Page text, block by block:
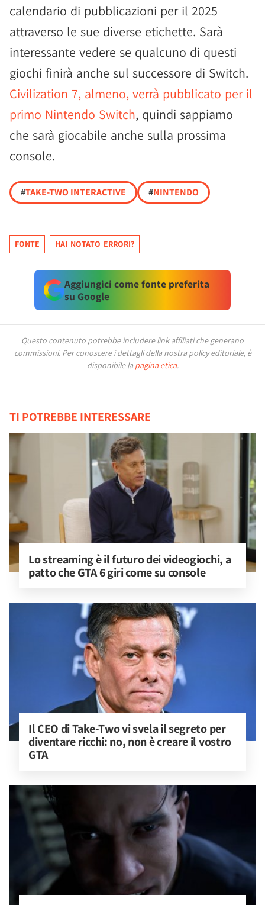
calendario di pubblicazioni per il 2025
attraverso le sue diverse etichette. Sarà
interessante vedere se qualcuno di questi
giochi finirà anche sul successore di Switch.
Civilization 7, almeno, verrà pubblicato per il
primo Nintendo Switch, quindi sappiamo
che sarà giocabile anche sulla prossima
console.
#TAKE-TWO INTERACTIVE #NINTENDO
FONTE HAI NOTATO ERRORI?
Aggiungici come fonte preferita
su Google
Questo contenuto potrebbe includere link affiliati che generano
commissioni. Per conoscere i dettagli della nostra policy editoriale, è
disponibile la pagina etica.
TI POTREBBE INTERESSARE
Lo streaming è il futuro dei videogiochi, a
patto che GTA 6 giri come su console
Il CEO di Take-Two vi svela il segreto per
diventare ricchi: no, non è creare il vostro
GTA